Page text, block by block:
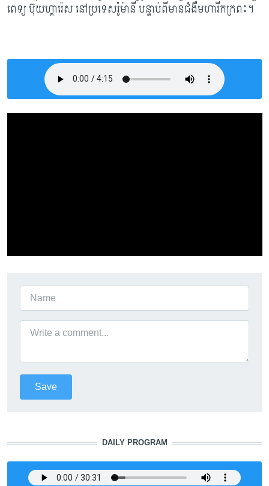
ពេទ្យ ប៊ុយហ្គារ៉េស នៅ​ប្រទេស​រ៉ូម៉ានី បន្ទាប់ពីមានជំងឺមហារីកក្រពះ។
DAILY PROGRAM